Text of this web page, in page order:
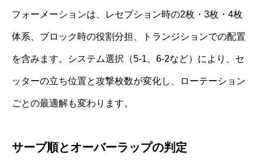
フォーメーションは、レセプション時の2枚・3枚・4枚
体系、ブロック時の役割分担、トランジションでの配置
を含みます。システム選択（5-1、6-2など）により、セ
ッターの立ち位置と攻撃枚数が変化し、ローテーション
ごとの最適解も変わります。
サーブ順とオーバーラップの判定